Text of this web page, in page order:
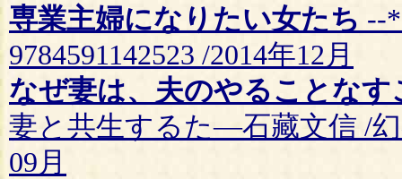
専業主婦になりたい女たち --
9784591142523 /2014年12月
なぜ妻は、夫のやることな
妻と共生するた—石藏文信 /幻
09月